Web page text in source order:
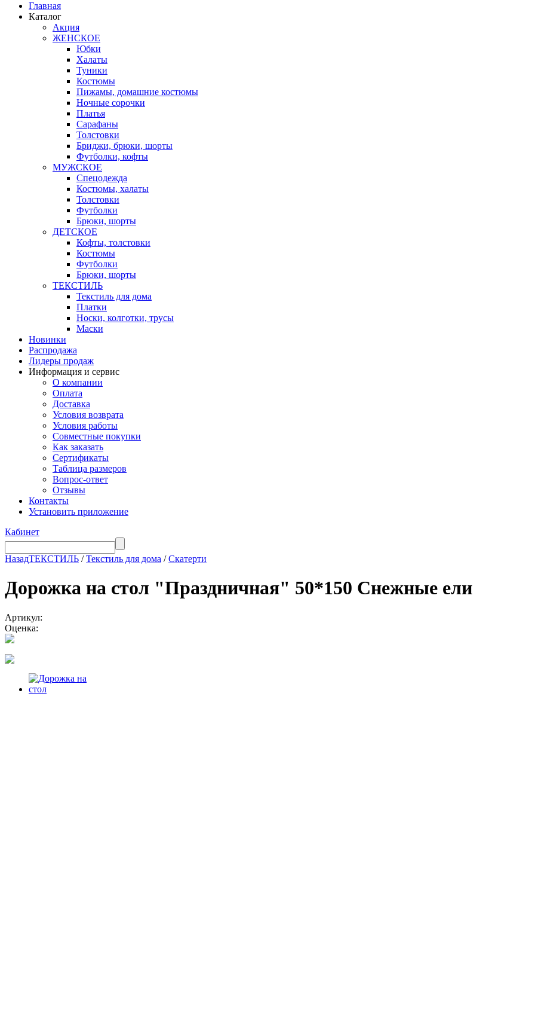
Главная
Каталог
Акция
ЖЕНСКОЕ
Юбки
Халаты
Туники
Костюмы
Пижамы, домашние костюмы
Ночные сорочки
Платья
Сарафаны
Толстовки
Бриджи, брюки, шорты
Футболки, кофты
МУЖСКОЕ
Спецодежда
Костюмы, халаты
Толстовки
Футболки
Брюки, шорты
ДЕТСКОЕ
Кофты, толстовки
Костюмы
Футболки
Брюки, шорты
ТЕКСТИЛЬ
Текстиль для дома
Платки
Носки, колготки, трусы
Маски
Новинки
Распродажа
Лидеры продаж
Информация и сервис
О компании
Оплата
Доставка
Условия возврата
Условия работы
Совместные покупки
Как заказать
Сертификаты
Таблица размеров
Вопрос-ответ
Отзывы
Контакты
Установить приложение
Кабинет
НазадТЕКСТИЛЬ /Текстиль для дома /Скатерти
Дорожка на стол "Праздничная" 50*150 Снежные ели
Артикул:
Оценка: